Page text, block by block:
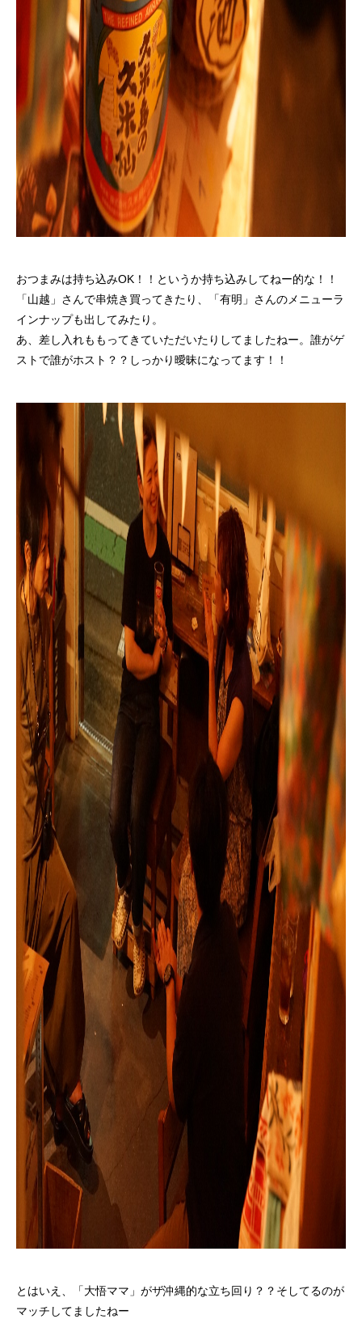
おつまみは持ち込みOK！！というか持ち込みしてねー的な！！
「山越」さんで串焼き買ってきたり、「有明」さんのメニューラ
インナップも出してみたり。
あ、差し入れももってきていただいたりしてましたねー。誰がゲ
ストで誰がホスト？？しっかり曖昧になってます！！
とはいえ、「大悟ママ」がザ沖縄的な立ち回り？？そしてるのが
マッチしてましたねー